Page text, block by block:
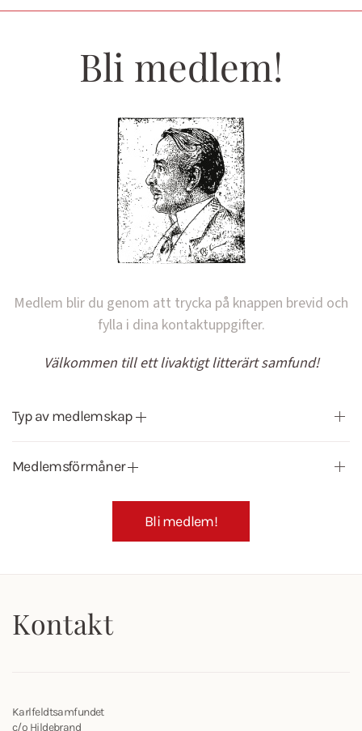
Bli medlem!
Medlem blir du genom att trycka på knappen brevid och
fylla i dina kontaktuppgifter.
Välkommen till ett livaktigt litterärt samfund!
Typ av medlemskap
Medlemsförmåner
Bli medlem!
Kontakt
Karlfeldtsamfundet
c/o Hildebrand